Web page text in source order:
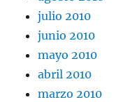
julio 2010
junio 2010
mayo 2010
abril 2010
marzo 2010